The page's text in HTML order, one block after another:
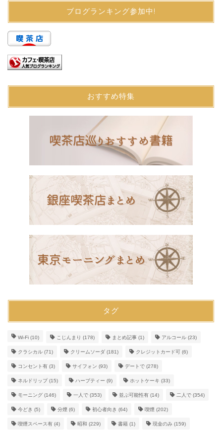
ブログランキング参加中!
おすすめ特集
タグ
Wi-Fi (10) こじんまり (178) まとめ記事 (1) アルコール (23)
クラシカル (71) クリームソーダ (181) クレジットカード可 (6)
コンセント有 (3) サイフォン (93) デートで (278)
ネルドリップ(15) ハーブティー (9) ホットケーキ (33)
モーニング (146) 一人で (353) 並ぶ可能性有 (14) 二人で (354)
今どき (5) 分煙 (6) 初心者向き (64) 喫煙 (202)
喫煙スペース有 (4) 昭和 (229) 書籍 (1) 現金のみ (159)